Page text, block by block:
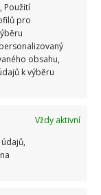
Použití
pro
obsahu,
k výběru
Vždy aktivní
ostrého
spolu
ale pro
může
je efektivní a